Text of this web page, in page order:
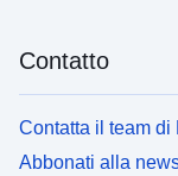
Contatto
Contatta il team di
Abbonati alla